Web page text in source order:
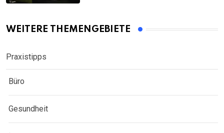
WEITERE THEMENGEBIETE
Praxistipps
Büro
Gesundheit